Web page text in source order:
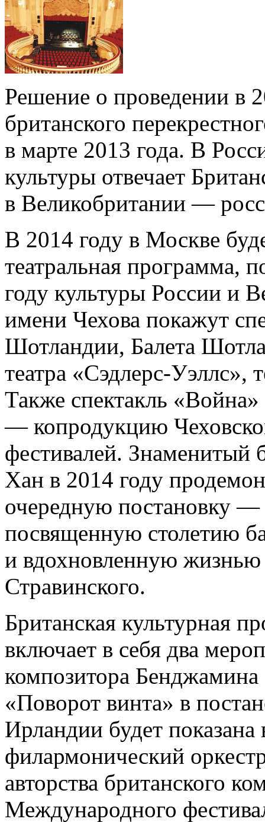
Решение о проведении в
британского
в марте 2013 года. В
культуры отвечает
в Великобритании —
В 2014 году в Москве
театральная программа,
году культуры России и
имени Чехова покажут
Шотландии, Балета
театра «Сэдлерс-Уэллс»,
Также спектакль
— копродукцию
фестивалей. Знаменитый
Хан в 2014 году
очередную постановку
посвященную столетию
и вдохновленную жизнью
Стравинского.
Британская культурная
включает в себя два
композитора
«Поворот винта» в
Ирландии будет
филармонический
авторства британского
Международного